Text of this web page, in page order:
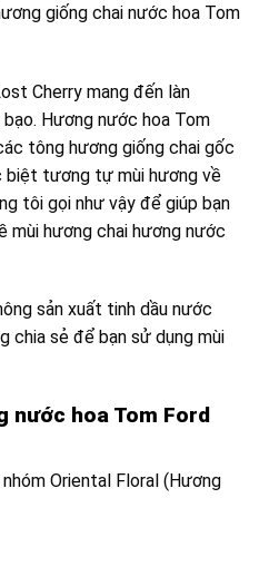
giống chai nước hoa Tom
Cherry mang đến làn
Hương nước hoa Tom
tông hương giống chai gốc
biệt tương tự mùi hương về
tôi gọi như vậy để giúp bạn
mùi hương chai hương nước
sản xuất tinh dầu nước
chia sẻ để bạn sử dụng mùi
nước hoa Tom Ford
Oriental Floral (Hương